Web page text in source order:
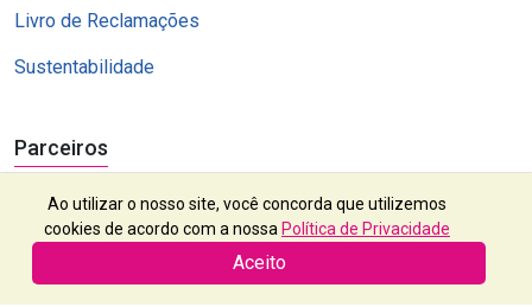
Livro de Reclamações
Sustentabilidade
Parceiros
Ao utilizar o nosso site, você concorda que utilizemos
cookies de acordo com a nossa Política de Privacidade
Aceito